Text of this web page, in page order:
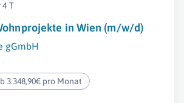
4 T
in Wien (m/w/d)
gGmbH
3.348,90€ pro Monat